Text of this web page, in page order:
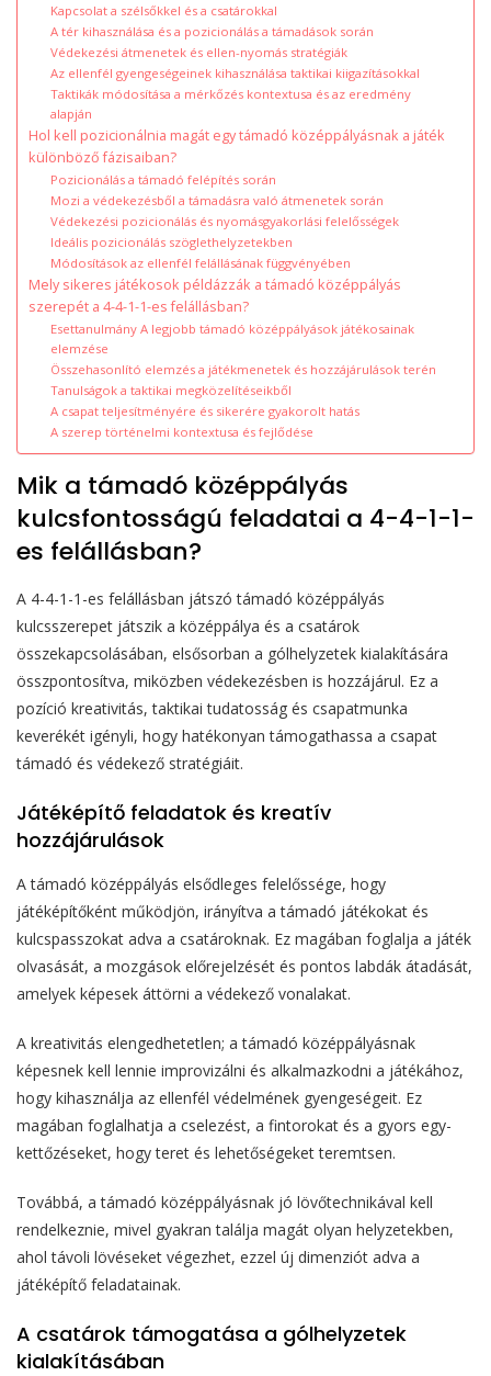
Kapcsolat a szélsőkkel és a csatárokkal
A tér kihasználása és a pozicionálás a támadások során
Védekezési átmenetek és ellen-nyomás stratégiák
Az ellenfél gyengeségeinek kihasználása taktikai kiigazításokkal
Taktikák módosítása a mérkőzés kontextusa és az eredmény
alapján
Hol kell pozicionálnia magát egy támadó középpályásnak a játék
különböző fázisaiban?
Pozicionálás a támadó felépítés során
Mozi a védekezésből a támadásra való átmenetek során
Védekezési pozicionálás és nyomásgyakorlási felelősségek
Ideális pozicionálás szöglethelyzetekben
Módosítások az ellenfél felállásának függvényében
Mely sikeres játékosok példázzák a támadó középpályás
szerepét a 4-4-1-1-es felállásban?
Esettanulmány A legjobb támadó középpályások játékosainak
elemzése
Összehasonlító elemzés a játékmenetek és hozzájárulások terén
Tanulságok a taktikai megközelítéseikből
A csapat teljesítményére és sikerére gyakorolt hatás
A szerep történelmi kontextusa és fejlődése
Mik a támadó középpályás
kulcsfontosságú feladatai a 4-4-1-1-
es felállásban?
A 4-4-1-1-es felállásban játszó támadó középpályás
kulcsszerepet játszik a középpálya és a csatárok
összekapcsolásában, elsősorban a gólhelyzetek kialakítására
összpontosítva, miközben védekezésben is hozzájárul. Ez a
pozíció kreativitás, taktikai tudatosság és csapatmunka
keverékét igényli, hogy hatékonyan támogathassa a csapat
támadó és védekező stratégiáit.
Játéképítő feladatok és kreatív
hozzájárulások
A támadó középpályás elsődleges felelőssége, hogy
játéképítőként működjön, irányítva a támadó játékokat és
kulcspasszokat adva a csatároknak. Ez magában foglalja a játék
olvasását, a mozgások előrejelzését és pontos labdák átadását,
amelyek képesek áttörni a védekező vonalakat.
A kreativitás elengedhetetlen; a támadó középpályásnak
képesnek kell lennie improvizálni és alkalmazkodni a játékához,
hogy kihasználja az ellenfél védelmének gyengeségeit. Ez
magában foglalhatja a cselezést, a fintorokat és a gyors egy-
kettőzéseket, hogy teret és lehetőségeket teremtsen.
Továbbá, a támadó középpályásnak jó lövőtechnikával kell
rendelkeznie, mivel gyakran találja magát olyan helyzetekben,
ahol távoli lövéseket végezhet, ezzel új dimenziót adva a
játéképítő feladatainak.
A csatárok támogatása a gólhelyzetek
kialakításában